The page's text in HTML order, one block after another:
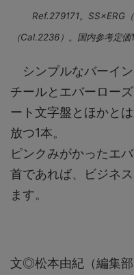
Ref.279171。SS×ERG
（Cal.2236）。国内参考定
シンプルなバーイ
チールとエバーロー
ート文字盤とほかと
放つ1本。
ピンクみがかったエ
首であれば、ビジネ
ます。
文◎松本由紀（編集